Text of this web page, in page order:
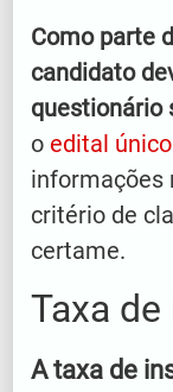
Como parte
candidato
questionário
o edital único
informações
critério de
certame.
Taxa
A taxa de